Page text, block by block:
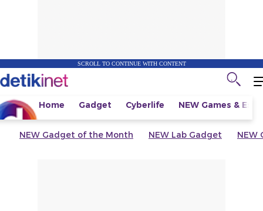
SCROLL TO CONTINUE WITH CONTENT
Home Gadget Cyberlife NEW Games &
NEW Gadget of the Month NEW Lab Gadget NEW